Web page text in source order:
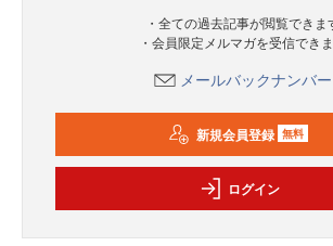
・全ての過去記事が閲覧できま
・会員限定メルマガを受信でき
メールバックナンバー
新規会員登録 無料
ログイン